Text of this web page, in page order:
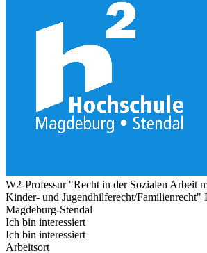
W2-Professur "Recht in der Sozialen Arbeit
Kinder- und Jugendhilferecht/Familienrecht"
Magdeburg-Stendal
Ich bin interessiert
Ich bin interessiert
Arbeitsort